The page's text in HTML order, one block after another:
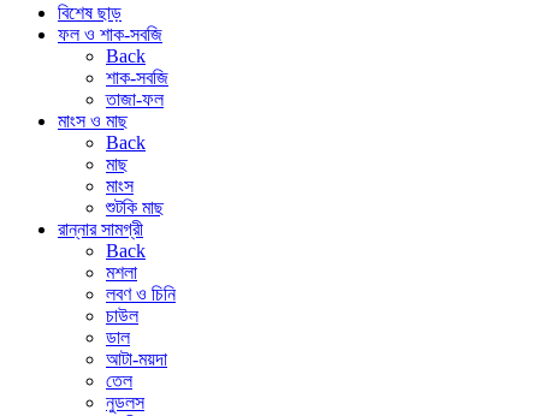
বিশেষ ছাড়
ফল ও শাক-সবজি
Back
শাক-সবজি
তাজা-ফল
মাংস ও মাছ
Back
মাছ
মাংস
শুটকি মাছ
রান্নার সামগ্রী
Back
মশলা
লবণ ও চিনি
চাউল
ডাল
আটা-ময়দা
তেল
নুডলস